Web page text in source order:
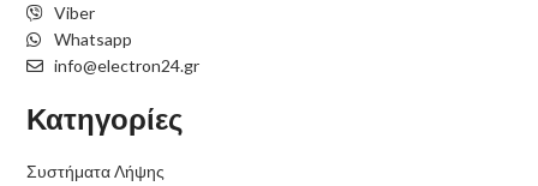
Viber
Whatsapp
info@electron24.gr
Κατηγορίες
Συστήματα Λήψης